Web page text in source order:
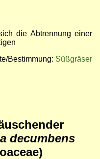
die Abtrennung einer
Bestimmung: Süßgräser
decumbens